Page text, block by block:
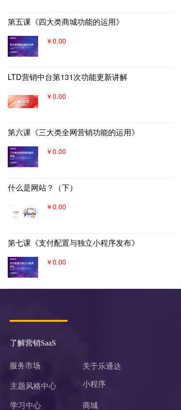
第五课《四大类商城功能的运用》
￥0.00
LTD营销中台第131次功能更新讲解
￥0.00
第六课《三大类全网营销功能的运用》
￥0.00
什么是网站？（下）
￥0.00
第七课《支付配置与独立小程序发布》
￥0.00
了解营销SaaS
关于乐通达
服务市场
主题风格中心 小程序
学习中心 商城